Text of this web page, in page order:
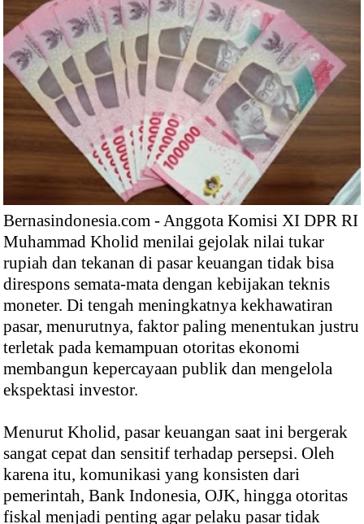
Bernasindonesia.com - Anggota Komisi XI DPR RI
Muhammad Kholid menilai gejolak nilai tukar
rupiah dan tekanan di pasar keuangan tidak bisa
direspons semata-mata dengan kebijakan teknis
moneter. Di tengah meningkatnya kekhawatiran
pasar, menurutnya, faktor paling menentukan justru
terletak pada kemampuan otoritas ekonomi
membangun kepercayaan publik dan mengelola
ekspektasi investor.
Menurut Kholid, pasar keuangan saat ini bergerak
sangat cepat dan sensitif terhadap persepsi. Oleh
karena itu, komunikasi yang konsisten dari
pemerintah, Bank Indonesia, OJK, hingga otoritas
fiskal menjadi penting agar pelaku pasar tidak